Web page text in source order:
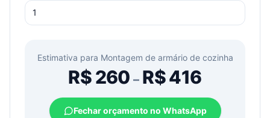
Estimativa para Montagem de armário de cozinha
R$260 –R$416
Fechar orçamento no WhatsApp